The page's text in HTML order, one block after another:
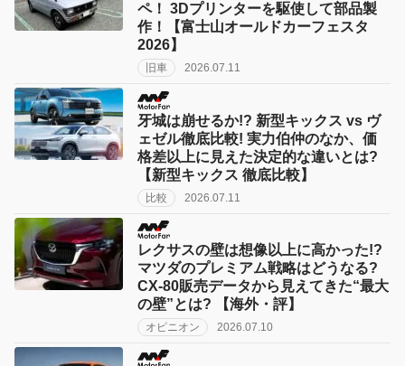
ペ！ 3Dプリンターを駆使して部品製
作！【富士山オールドカーフェスタ
2026】
旧車 2026.07.11
牙城は崩せるか!? 新型キックス vs ヴ
ェゼル徹底比較! 実力伯仲のなか、価
格差以上に見えた決定的な違いとは?
【新型キックス 徹底比較】
比較 2026.07.11
レクサスの壁は想像以上に高かった!?
マツダのプレミアム戦略はどうなる?
CX-80販売データから見えてきた“最大
の壁”とは? 【海外・評】
オピニオン 2026.07.10